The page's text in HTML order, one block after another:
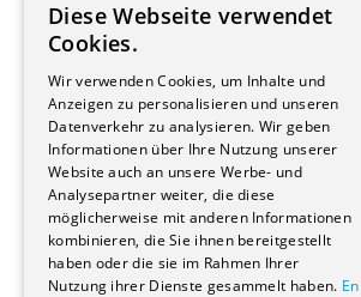
Hersteller/Lieferanten
Bauherrschaften
Immobilienverwaltungsgesellschaften
Stockwerkeigentum
Reportagen
Wohnungen
Renovierungen
Innere Umbauten
Gastgewerbe und Tourismus
Verwaltungsgebäude und Geschäfte
Schuleinrichtungen
FRENCH
Diese Webseite verwendet
Cookies.
Wir verwenden Cookies, um Inhalte und
Anzeigen zu personalisieren und unseren
Datenverkehr zu analysieren. Wir geben
Informationen über Ihre Nutzung unserer
Website auch an unsere Werbe- und
Analysepartner weiter, die diese
möglicherweise mit anderen Informationen
kombinieren, die Sie ihnen bereitgestellt
haben oder die sie im Rahmen Ihrer
Nutzung ihrer Dienste gesammelt haben. En